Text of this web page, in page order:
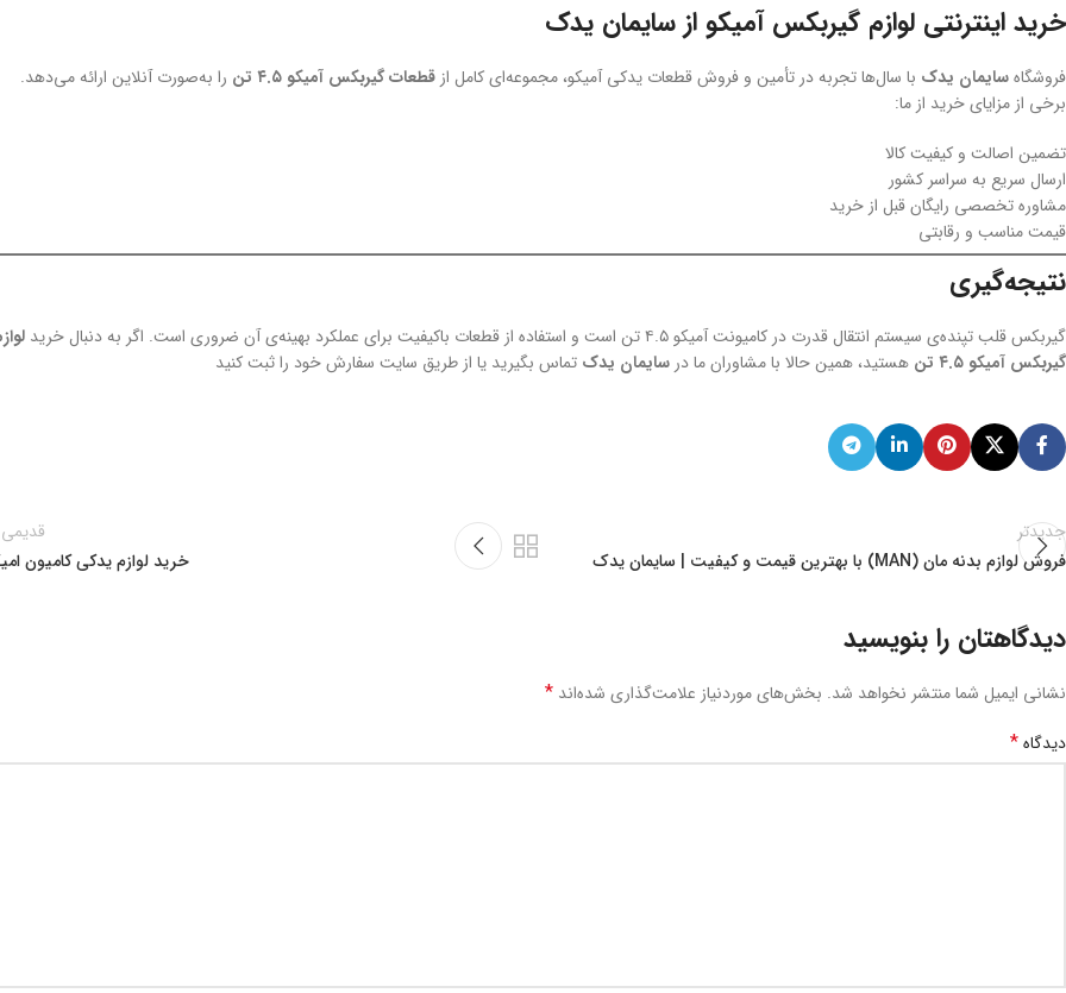
خرید اینترنتی لوازم گیربکس آمیکو از سایمان یدک
فروشگاهسایمان یدک با سال‌ها تجربه در تأمین و فروش قطعات یدکی آمیکو، مجموعه‌ای کامل از قطعات گیربکس آمیکو ۴.۵ تن
را به‌صورت آنلاین ارائه می‌دهد.
برخی از مزایای خرید از ما:
تضمین اصالت و کیفیت کالا
ارسال سریع به سراسر کشور
مشاوره تخصصی رایگان قبل از خرید
قیمت مناسب و رقابتی
نتیجه‌گیری
گیربکس قلب تپنده‌ی سیستم انتقال قدرت در کامیونت آمیکو ۴.۵ تن است و استفاده از قطعات باکیفیت برای عملکرد بهینه‌ی آن ضروری است. اگر به دنبال خرید
گیربکس آمیکو ۴.۵ تن
هستید، همین حالا با مشاوران ما در سایمان یدک تماس بگیرید یا از طریق سایت سفارش خود را ثبت کنید
جدیدتر
فروش لوازم بدنه مان (MAN) با بهترین قیمت و کیفیت | سایمان یدک
خرید لوازم یدکی کامیون
دیدگاهتان را بنویسید
نشانی ایمیل شما منتشر نخواهد شد. بخش‌های موردنیاز علامت‌گذاری شده‌اند *
دیدگاه*